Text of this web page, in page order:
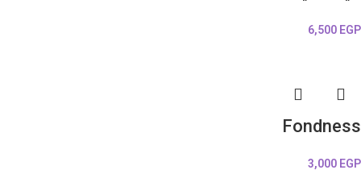
6,500 EGP
Fondness
3,000 EGP